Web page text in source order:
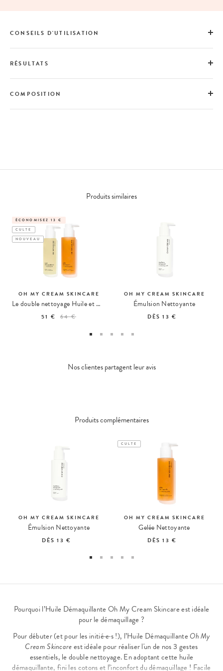
CONSEILS D'UTILISATION
RÉSULTATS
COMPOSITION
Produits similaires
ÉCONOMISEZ 13 €
CULTE
NOUVEAU
OH MY CREAM SKINCARE
Le double nettoyage Huile et Gelée
51 € 64 €
OH MY CREAM SKINCARE
Émulsion Nettoyante
DÈS13 €
Nos clientes partagent leur avis
Produits complémentaires
OH MY CREAM SKINCARE
Émulsion Nettoyante
DÈS13 €
CULTE
OH MY CREAM SKINCARE
Gelée Nettoyante
DÈS13 €
Pourquoi l’Huile Démaquillante Oh My Cream Skincare est idéale
pour le démaquillage ?
Pour débuter (et pour les initié·e·s !), l’Huile DémaquillanteOh My
Cream Skincareest idéale pour réaliser l'un de nos 3 gestes
essentiels, le double nettoyage. En adoptant cette huile
démaquillante, fini les cotons et l’inconfort du démaquillage ! Facile